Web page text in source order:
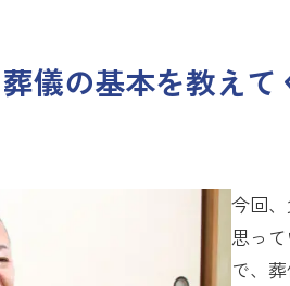
儀の基本を教え
今回
思っ
で、